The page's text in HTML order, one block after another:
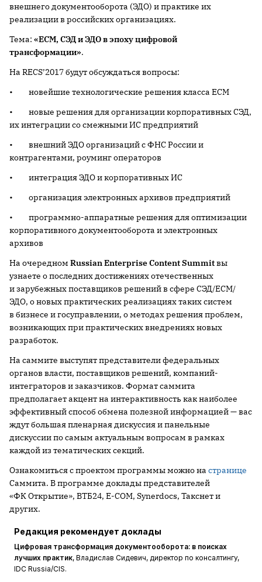
внешнего документооборота (ЭДО) и практике их
реализации в российских организациях.
Тема: «ЕСМ, СЭД и ЭДО в эпоху цифровой
трансформации».
На RECS’2017 будут обсуждаться вопросы:
• новейшие технологические решения класса ЕСМ
• новые решения для организации корпоративных СЭД,
их интеграции со смежными ИС предприятий
• внешний ЭДО организаций с ФНС России и
контрагентами, роуминг операторов
• интеграция ЭДО и корпоративных ИС
• организация электронных архивов предприятий
• программно-аппаратные решения для оптимизации
корпоративного документооборота и электронных
архивов
На очередном Russian Enterprise Content Summitвы
узнаете о последних достижениях отечественных
и зарубежных поставщиков решений в сфере СЭД/ECM/
ЭДО, о новых практических реализациях таких систем
в бизнесе и госуправлении, о методах решения проблем,
возникающих при практических внедрениях новых
разработок.
На саммите выступят представители федеральных
органов власти, поставщиков решений, компаний-
интеграторов и заказчиков. Формат саммита
предполагает акцент на интерактивность как наиболее
эффективный способ обмена полезной информацией — вас
ждут большая пленарная дискуссия и панельные
дискуссии по самым актуальным вопросам в рамках
каждой из тематических секций.
Ознакомиться с проектом программы можно на странице
Саммита. В программе доклады представителей
«ФК Открытие», ВТБ24, E-COM, Synerdocs, Такснет и
других.
Редакция рекомендует доклады
Цифровая трансформация документооборота: в поисках
лучших практик, Владислав Сидевич, директор по консалтингу,
IDC Russia/CIS.